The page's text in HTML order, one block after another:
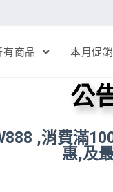
有商品 本月促銷
公
,消費滿
惠,及